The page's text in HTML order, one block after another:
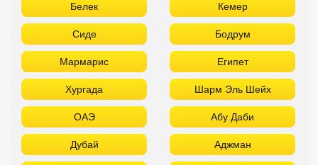
Белек Кемер
Сиде Бодрум
Мармарис Египет
Хургада Шарм Эль Шейх
ОАЭ Абу Даби
Дубай Аджман